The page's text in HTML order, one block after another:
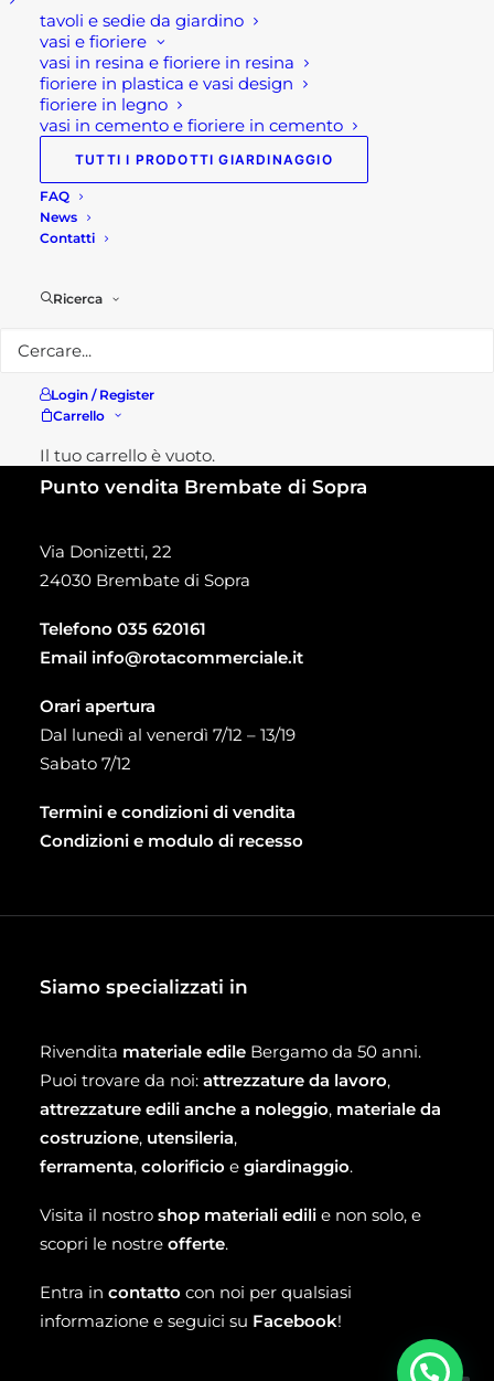
tavoli e sedie da giardino
vasi e fioriere
vasi in resina e fioriere in resina
fioriere in plastica e vasi design
fioriere in legno
vasi in cemento e fioriere in cemento
TUTTI I PRODOTTI GIARDINAGGIO
FAQ
News
Contatti
Ricerca
Login / Register
Carrello
Il tuo carrello è vuoto.
Via Manzoni, 120
24036 Ponte San Pietro (BG)
Telefono: 035 617139
Email:info@rotacommerciale.it
Orari apertura
Dal lunedì al venerdì 7/12 – 13/19
Sabato 7/12
Punto vendita Brembate di Sopra
Via Donizetti, 22
24030 Brembate di Sopra
Telefono 035 620161
Email info@rotacommerciale.it
Orari apertura
Dal lunedì al venerdì 7/12 – 13/19
Sabato 7/12
Termini e condizioni di vendita
Condizioni e modulo di recesso
Siamo specializzati in
Rivendita materiale edile Bergamo da 50 anni.
Puoi trovare da noi: attrezzature da lavoro,
attrezzature edili anche a noleggio, materiale da
costruzione, utensileria,
ferramenta, colorificio e giardinaggio.
Visita il nostro shop materiali edili e non solo, e
scopri le nostre offerte.
Entra in contatto con noi per qualsiasi
informazione e seguici su Facebook!